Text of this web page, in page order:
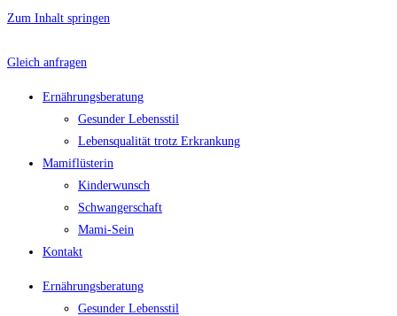
Zum Inhalt springen
Gleich anfragen
Ernährungsberatung
Gesunder Lebensstil
Lebensqualität trotz Erkrankung
Mamiflüsterin
Kinderwunsch
Schwangerschaft
Mami-Sein
Kontakt
Ernährungsberatung
Gesunder Lebensstil